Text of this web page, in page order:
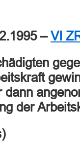
–VI
dann
der